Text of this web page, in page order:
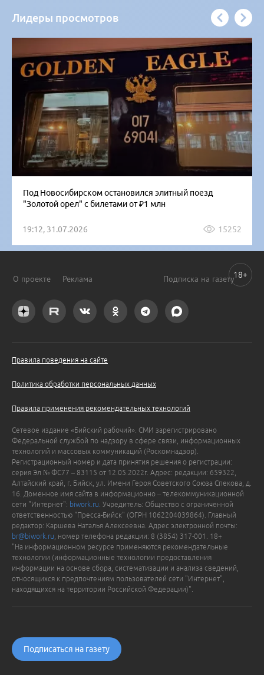
Лидеры просмотров
Под Новосибирском остановился элитный поезд
"Золотой орел" с билетами от ₽1 млн
19:12, 31.07.2026 15252
О проекте Реклама Подписка на газету
Правила поведения на сайте
Политика обработки персональных данных
Правила применения рекомендательных технологий
Сетевое издание «Бийский рабочий». СМИ зарегистрировано
Федеральной службой по надзору в сфере связи, информационных
технологий и массовых коммуникаций (Роскомнадзор).
Регистрационный номер и дата принятия решения о регистрации:
серия Эл № ФС77 – 83115 от 12.05.2022г. Адрес: редакции: 659322,
Алтайский край, г. Бийск, ул. Имени Героя Советского Союза Спекова, д.
16. Доменное имя сайта в информационно – телекоммуникационной
сети "Интернет": biwork.ru . Учредитель: Общество с ограниченной
ответственностью "Пресса-Бийск" (ОГРН 1062204039864). Главный
редактор: Каршева Наталья Алексеевна. Адрес электронной почты:
br@biwork.ru , номер телефона редакции: 8 (3854) 317-001. 18+
"На информационном ресурсе применяются рекомендательные
технологии (информационные технологии предоставления
информации на основе сбора, систематизации и анализа сведений,
относящихся к предпочтениям пользователей сети "Интернет",
находящихся на территории Российской Федерации)".
Подписаться на газету
18+